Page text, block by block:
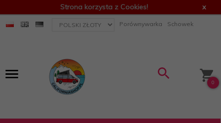
Strona korzysta z Cookies! x
currency_h Porównywarka Schowek
0